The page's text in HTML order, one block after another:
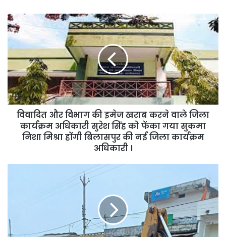
विवादित
और
विभाग
की
इमेज
खराब
करने
वाले
जिला
कार्यक्रम
अधिकारी
फेंका
होंगी
बिलासपुर
विवादित और विभाग की इमेज खराब करने वाले जिला
कार्यक्रम अधिकारी सुरेश सिंह को फेंका गया सुकमा
निशा मिश्रा होंगी बिलासपुर की नई जिला कार्यक्रम
अधिकारी ।
शुरू
,समतलीकरण